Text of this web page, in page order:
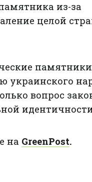
из-за
целой
памятники
украинского
вопрос
на GreenPost.